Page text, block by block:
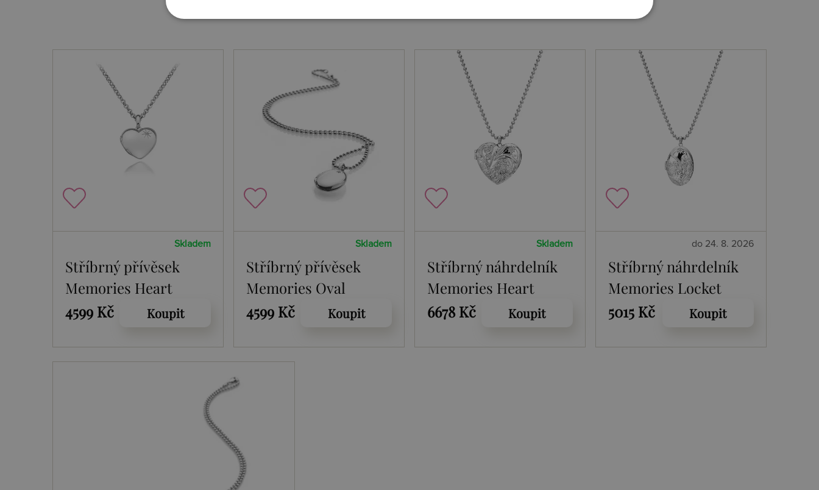
Skladem
Stříbrný přívěsek
Memories Heart
Locket
4599 Kč Koupit
Skladem
Stříbrný přívěsek
Memories Oval
Locket
4599 Kč Koupit
Skladem
Stříbrný náhrdelník
Memories Heart
Locket DP772
6678 Kč Koupit
do 24. 8. 2026
Stříbrný náhrdelník
Memories Locket
DP773
5015 Kč Koupit